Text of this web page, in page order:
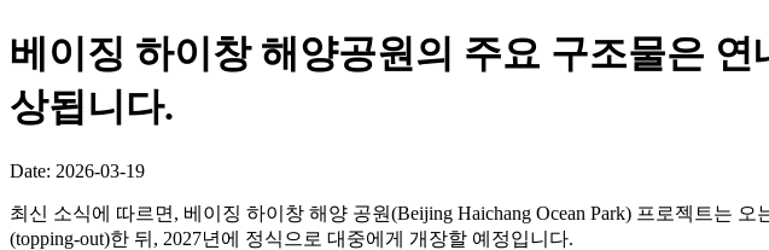
베이징 하이창 해양공원의 주요 구조물은
상됩니다.
Date: 2026-03-19
최신 소식에 따르면, 베이징 하이창 해양 공원(Beijing Haichang Ocean Park) 프로젝트는
(topping-out)한 뒤, 2027년에 정식으로 대중에게 개장할 예정입니다.